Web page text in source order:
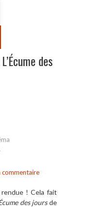
des
commentaire
! Cela fait
des joursde